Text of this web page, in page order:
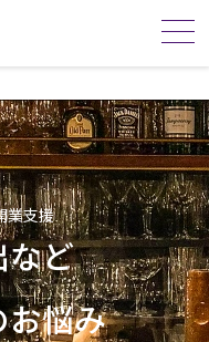
業支援
ど
悩み